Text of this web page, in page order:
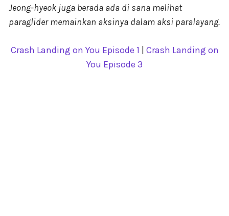
Jeong-hyeok juga berada ada di sana melihat
paraglider memainkan aksinya dalam aksi paralayang.
Crash Landing on You Episode 1
Crash Landing on
You Episode 3